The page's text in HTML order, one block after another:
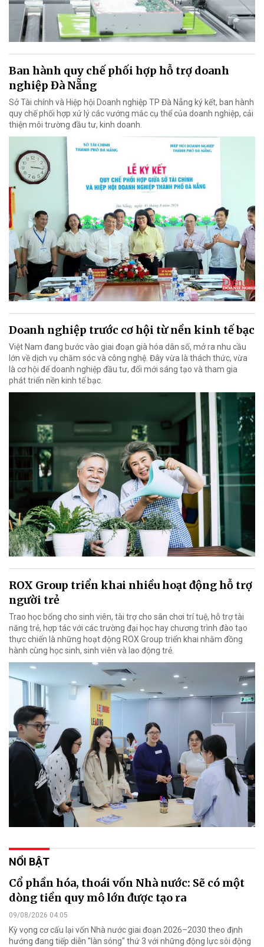
Ban hành quy chế phối hợp hỗ trợ doanh
nghiệp Đà Nẵng
Sở Tài chính và Hiệp hội Doanh nghiệp TP Đà Nẵng ký kết, ban hành
quy chế phối hợp xử lý các vướng mắc cụ thể của doanh nghiệp, cải
thiện môi trường đầu tư, kinh doanh.
Doanh nghiệp trước cơ hội từ nền kinh tế bạc
Việt Nam đang bước vào giai đoạn già hóa dân số, mở ra nhu cầu
lớn về dịch vụ chăm sóc và công nghệ. Đây vừa là thách thức, vừa
là cơ hội để doanh nghiệp đầu tư, đổi mới sáng tạo và tham gia
phát triển nền kinh tế bạc.
ROX Group triển khai nhiều hoạt động hỗ trợ
người trẻ
Trao học bổng cho sinh viên, tài trợ cho sân chơi trí tuệ, hỗ trợ tài
năng trẻ, hợp tác với các trường đại học hay chương trình đào tạo
thực chiến là những hoạt động ROX Group triển khai nhằm đồng
hành cùng học sinh, sinh viên và lao động trẻ.
NỔI BẬT
Cổ phần hóa, thoái vốn Nhà nước: Sẽ có một
dòng tiền quy mô lớn được tạo ra
09/08/2026 04:05
Kỳ vọng cơ cấu lại vốn Nhà nước giai đoạn 2026–2030 theo định
hướng đang tiếp diễn "làn sóng" thứ 3 với những động lực sôi động